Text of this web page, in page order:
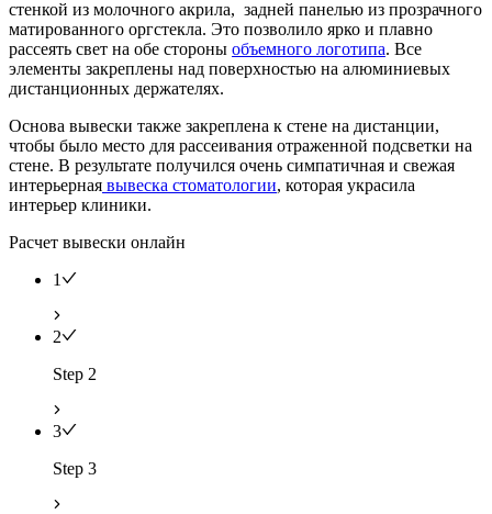
стенкой из молочного акрила, задней панелью из прозрачного
матированного оргстекла. Это позволило ярко и плавно
рассеять свет на обе стороны объемного логотипа. Все
элементы закреплены над поверхностью на алюминиевых
дистанционных держателях.
Основа вывески также закреплена к стене на дистанции,
чтобы было место для рассеивания отраженной подсветки на
стене. В результате получился очень симпатичная и свежая
интерьерная вывеска стоматологии, которая украсила
интерьер клиники.
Расчет вывески онлайн
1
2
Step 2
3
Step 3